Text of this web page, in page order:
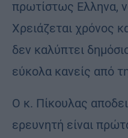
πρωτίστως Ελληνα,
Χρειάζεται χρόνος
δεν καλύπτει
εύκολα κανείς από
Ο κ. Πίκουλας
ερευνητή είναι